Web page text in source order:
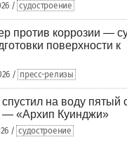
/ судостроение
против коррозии —
поверхности к
/ пресс-релизы
на воду пятый
— «Архип Куинджи»
/ судостроение